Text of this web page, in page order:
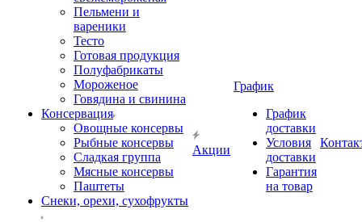
Пельмени и
вареники
Тесто
Готовая продукция
Полуфабрикаты
Мороженое
Говядина и свинина
Консервация
Овощные консервы
Рыбные консервы
Сладкая группа
Мясные консервы
Паштеты
Снеки, орехи, сухофрукты
Акции
График
График
доставки
Условия
доставки
Гарантия
на товар